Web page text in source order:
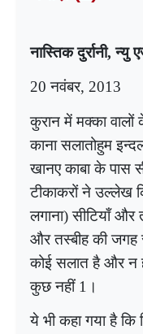
नास्तिक दुर्रानी,न्यु
20 नवंबर, 2013
कुरान में मक्का वालों
काना सलातोहुम
खानए काबा के पास
टीकाकरों ने उल्लेख
लगाना) सीटियाँ
और तस्बीह की जगह
कोई सलात है और न
कुछ नहीं1 ।
ये भी कहा गया है कि